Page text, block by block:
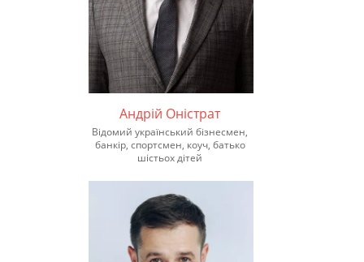
Андрій Оністрат
Відомий український бізнесмен,
банкір, спортсмен, коуч, батько
шістьох дітей